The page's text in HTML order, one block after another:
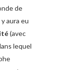
de
aura eu
(avec
lequel